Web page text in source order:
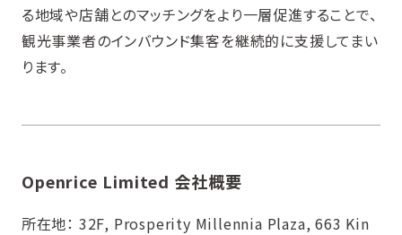
る地域や店舗とのマッチングをより一層促進することで、
観光事業者のインバウンド集客を継続的に支援してまい
ります。
Openrice Limited 会社概要
所在地： 32F, Prosperity Millennia Plaza, 663 Kin